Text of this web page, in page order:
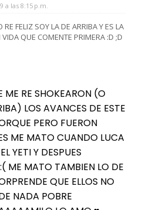
las 8:15 p.m.
FELIZ SOY LA DE ARRIBA Y ES LA
QUE COMENTE PRIMERA :D ;D
ME RE SHOKEARON (O
LOS AVANCES DE ESTE
PERO FUERON
ME MATO CUANDO LUCA
YETI Y DESPUES
ME MATO TAMBIEN LO DE
QUE ELLOS NO
NADA POBRE